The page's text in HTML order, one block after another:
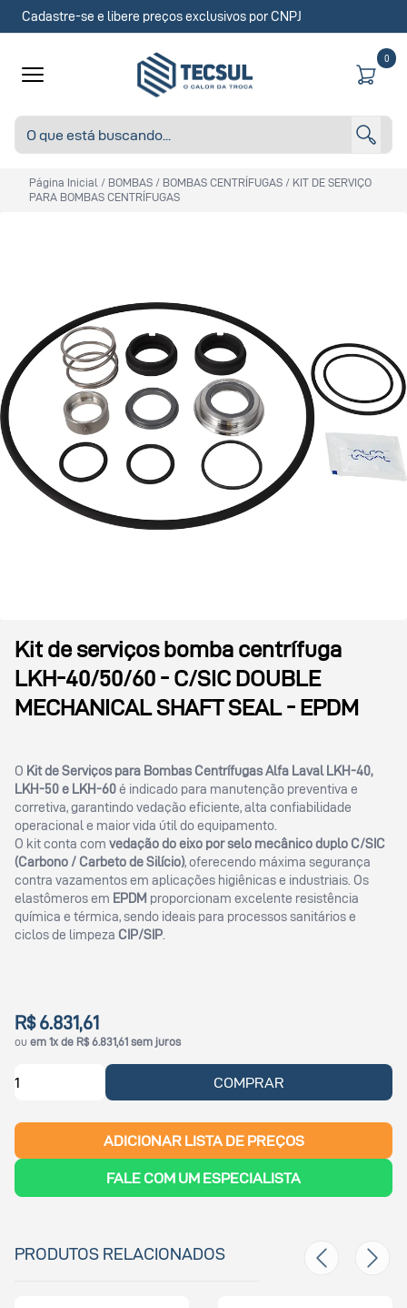
Cadastre-se e libere preços exclusivos por CNPJ
0
Página Inicial / BOMBAS / BOMBAS CENTRÍFUGAS / KIT DE SERVIÇO
PARA BOMBAS CENTRÍFUGAS
Kit de serviços bomba centrífuga
LKH-40/50/60 - C/SIC DOUBLE
MECHANICAL SHAFT SEAL - EPDM
O Kit de Serviços para Bombas Centrífugas Alfa Laval LKH-40,
LKH-50 e LKH-60é indicado para manutenção preventiva e
corretiva, garantindo vedação eficiente, alta confiabilidade
operacional e maior vida útil do equipamento.
O kit conta com vedação do eixo por selo mecânico duplo C/SIC
(Carbono / Carbeto de Silício), oferecendo máxima segurança
contra vazamentos em aplicações higiênicas e industriais. Os
elastômeros em EPDM proporcionam excelente resistência
química e térmica, sendo ideais para processos sanitários e
ciclos de limpeza CIP/SIP
R$ 6.831,61
ou em 1x de R$ 6.831,61 sem juros
COMPRAR
ADICIONAR LISTA DE PREÇOS
FALE COM UM ESPECIALISTA
PRODUTOS RELACIONADOS